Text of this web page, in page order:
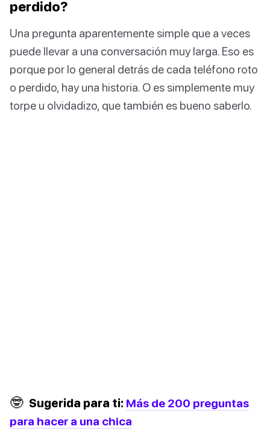
perdido?
Una pregunta aparentemente simple que a veces
puede llevar a una conversación muy larga. Eso es
porque por lo general detrás de cada teléfono roto
o perdido, hay una historia. O es simplemente muy
torpe u olvidadizo, que también es bueno saberlo.
🤓 Sugerida para ti: Más de 200 preguntas
para hacer a una chica